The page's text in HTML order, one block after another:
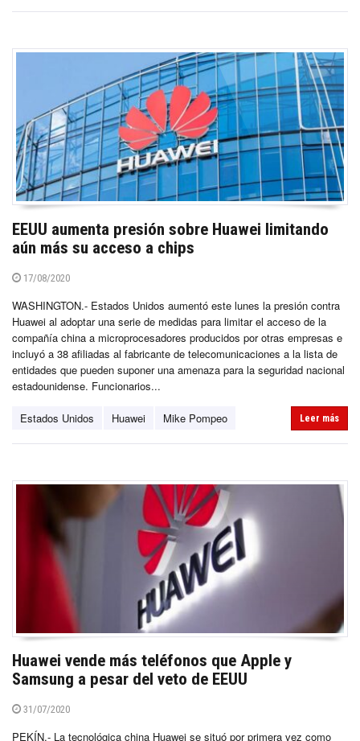
EEUU aumenta presión sobre Huawei limitando
aún más su acceso a chips
17/08/2020
WASHINGTON.- Estados Unidos aumentó este lunes la presión contra
Huawei al adoptar una serie de medidas para limitar el acceso de la
compañía china a microprocesadores producidos por otras empresas e
incluyó a 38 afiliadas al fabricante de telecomunicaciones a la lista de
entidades que pueden suponer una amenaza para la seguridad nacional
estadounidense. Funcionarios...
Estados Unidos Huawei Mike Pompeo Leer más
Huawei vende más teléfonos que Apple y
Samsung a pesar del veto de EEUU
31/07/2020
PEKÍN.- La tecnológica china Huawei se situó por primera vez como